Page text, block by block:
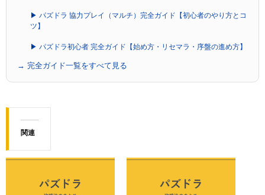
▶ パズドラ 協力プレイ（マルチ）完全ガイド【初心者のやり方とコ
ツ】
▶ パズドラ初心者 完全ガイド【始め方・リセマラ・序盤の進め方】
→ 完全ガイド一覧をすべて見る
関連